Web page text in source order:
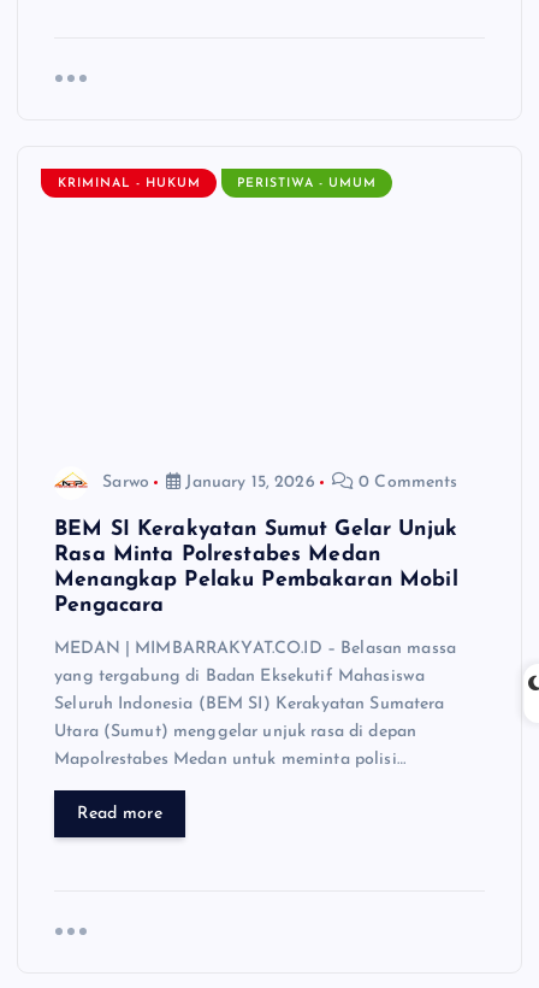
KRIMINAL - HUKUM PERISTIWA - UMUM
Sarwo January 15, 2026 0 Comments
BEM SI Kerakyatan Sumut Gelar Unjuk
Rasa Minta Polrestabes Medan
Menangkap Pelaku Pembakaran Mobil
Pengacara
MEDAN | MIMBARRAKYAT.CO.ID – Belasan massa
yang tergabung di Badan Eksekutif Mahasiswa
Seluruh Indonesia (BEM SI) Kerakyatan Sumatera
Utara (Sumut) menggelar unjuk rasa di depan
Mapolrestabes Medan untuk meminta polisi…
Read more